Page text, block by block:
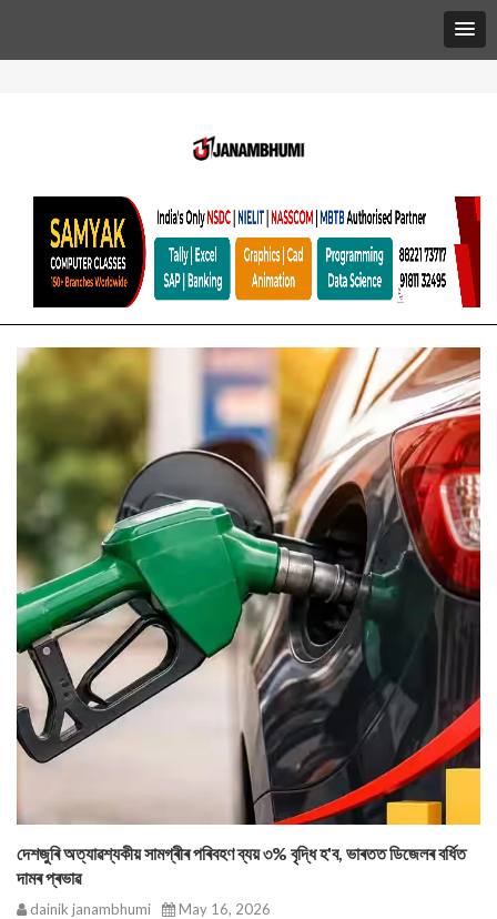
দেশজুৰি অত্যাৱশ্যকীয় সামগ্ৰীৰ পৰিবহণ ব্যয় ৩% বৃদ্ধি হ'ব, ভাৰতত ডিজেলৰ বৰ্ধিত
দামৰ প্ৰভাৱ
dainik janambhumi May 16, 2026